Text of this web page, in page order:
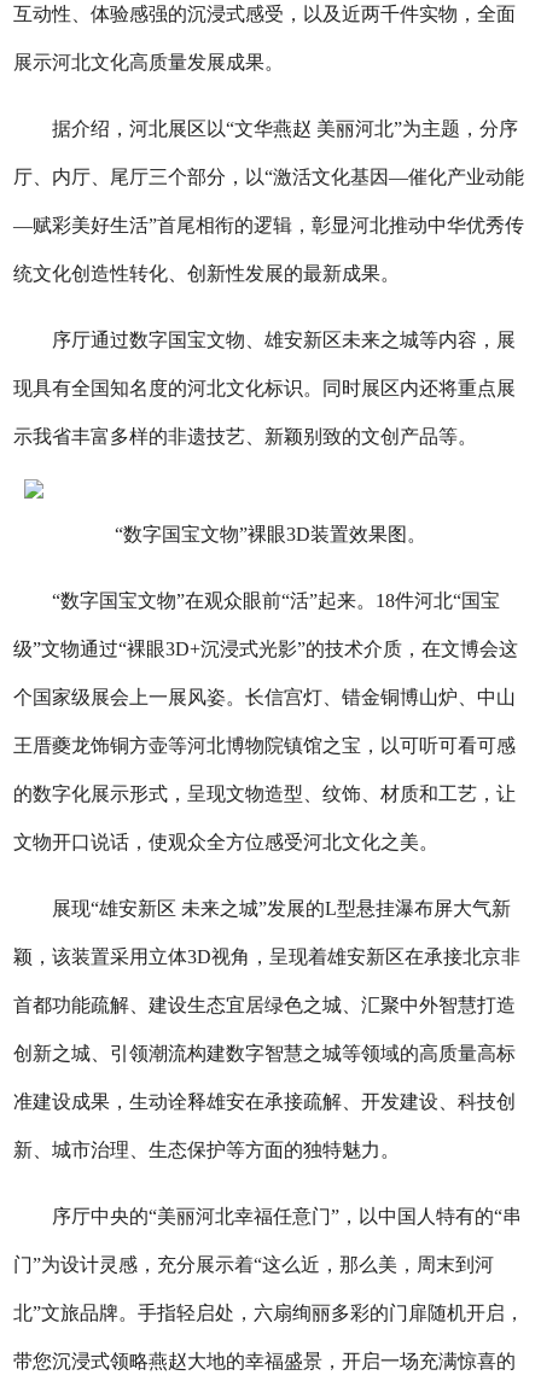
互动性、体验感强的沉浸式感受，以及近两千件实物，全面
展示河北文化高质量发展成果。
据介绍，河北展区以“文华燕赵 美丽河北”为主题，分序
厅、内厅、尾厅三个部分，以“激活文化基因—催化产业动能
—赋彩美好生活”首尾相衔的逻辑，彰显河北推动中华优秀传
统文化创造性转化、创新性发展的最新成果。
序厅通过数字国宝文物、雄安新区未来之城等内容，展
现具有全国知名度的河北文化标识。同时展区内还将重点展
示我省丰富多样的非遗技艺、新颖别致的文创产品等。
“数字国宝文物”裸眼3D装置效果图。
“数字国宝文物”在观众眼前“活”起来。18件河北“国宝
级”文物通过“裸眼3D+沉浸式光影”的技术介质，在文博会这
个国家级展会上一展风姿。长信宫灯、错金铜博山炉、中山
王厝夔龙饰铜方壶等河北博物院镇馆之宝，以可听可看可感
的数字化展示形式，呈现文物造型、纹饰、材质和工艺，让
文物开口说话，使观众全方位感受河北文化之美。
展现“雄安新区 未来之城”发展的L型悬挂瀑布屏大气新
颖，该装置采用立体3D视角，呈现着雄安新区在承接北京非
首都功能疏解、建设生态宜居绿色之城、汇聚中外智慧打造
创新之城、引领潮流构建数字智慧之城等领域的高质量高标
准建设成果，生动诠释雄安在承接疏解、开发建设、科技创
新、城市治理、生态保护等方面的独特魅力。
序厅中央的“美丽河北幸福任意门”，以中国人特有的“串
门”为设计灵感，充分展示着“这么近，那么美，周末到河
北”文旅品牌。手指轻启处，六扇绚丽多彩的门扉随机开启，
带您沉浸式领略燕赵大地的幸福盛景，开启一场充满惊喜的